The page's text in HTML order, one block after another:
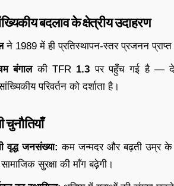
बदलाव के क्षेत्रीय उदाहरण
ने 1989 में ही प्रतिस्थापन-स्तर प्रजनन
बंगालकी TFR 1.3 पर पहुँच गई है —
परिवर्तन को दर्शाता है।
चुनौतियाँ
वृद्ध जनसंख्या: कम जन्मदर और बढ़ती उम्र के
सुरक्षा की माँग बढ़ेगी।